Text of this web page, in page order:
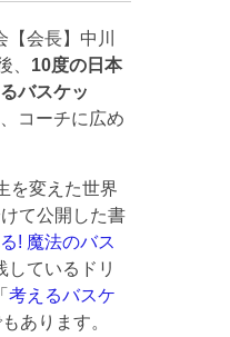
会長】中川
、 10度の日本
バスケッ
コーチに広め
を変えた世界
て公開した書
! 魔法のバス
しているドリ
考えるバスケ
あります。